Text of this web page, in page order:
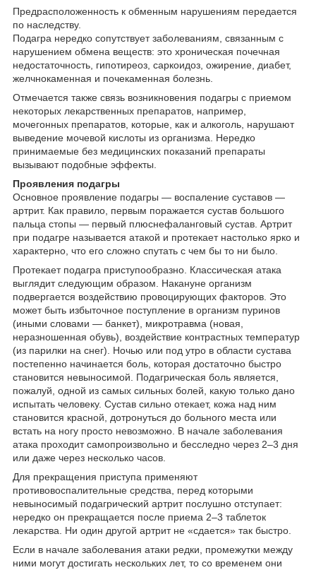
Предрасположенность к обменным нарушениям передается
по наследству.
Подагра нередко сопутствует заболеваниям, связанным с
нарушением обмена веществ: это хроническая почечная
недостаточность, гипотиреоз, саркоидоз, ожирение, диабет,
желчнокаменная и почекаменная болезнь.
Отмечается также связь возникновения подагры с приемом
некоторых лекарственных препаратов, например,
мочегонных препаратов, которые, как и алкоголь, нарушают
выведение мочевой кислоты из организма. Нередко
принимаемые без медицинских показаний препараты
вызывают подобные эффекты.
Проявления подагры
Основное проявление подагры — воспаление суставов —
артрит. Как правило, первым поражается сустав большого
пальца стопы — первый плюснефаланговый сустав. Артрит
при подагре называется атакой и протекает настолько ярко и
характерно, что его сложно спутать с чем бы то ни было.
Протекает подагра приступообразно. Классическая атака
выглядит следующим образом. Накануне организм
подвергается воздействию провоцирующих факторов. Это
может быть избыточное поступление в организм пуринов
(иными словами — банкет), микротравма (новая,
неразношенная обувь), воздействие контрастных температур
(из парилки на снег). Ночью или под утро в области сустава
постепенно начинается боль, которая достаточно быстро
становится невыносимой. Подагрическая боль является,
пожалуй, одной из самых сильных болей, какую только дано
испытать человеку. Сустав сильно отекает, кожа над ним
становится красной, дотронуться до больного места или
встать на ногу просто невозможно. В начале заболевания
атака проходит самопроизвольно и бесследно через 2–3 дня
или даже через несколько часов.
Для прекращения приступа применяют
противовоспалительные средства, перед которыми
невыносимый подагрический артрит послушно отступает:
нередко он прекращается после приема 2–3 таблеток
лекарства. Ни один другой артрит не «сдается» так быстро.
Если в начале заболевания атаки редки, промежутки между
ними могут достигать нескольких лет, то со временем они